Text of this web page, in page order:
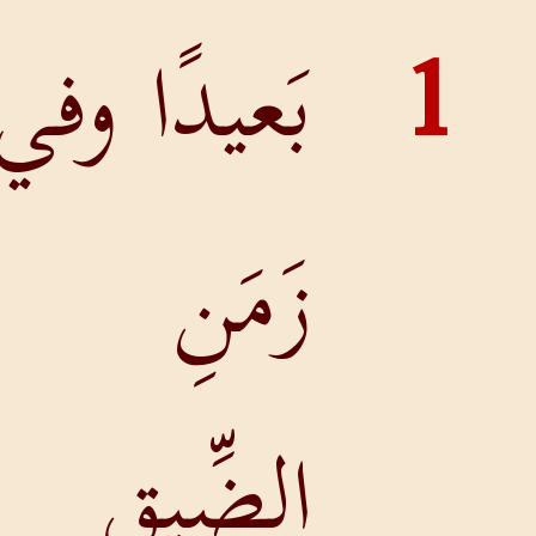
بَعيدًا وفي
زَمَنِ